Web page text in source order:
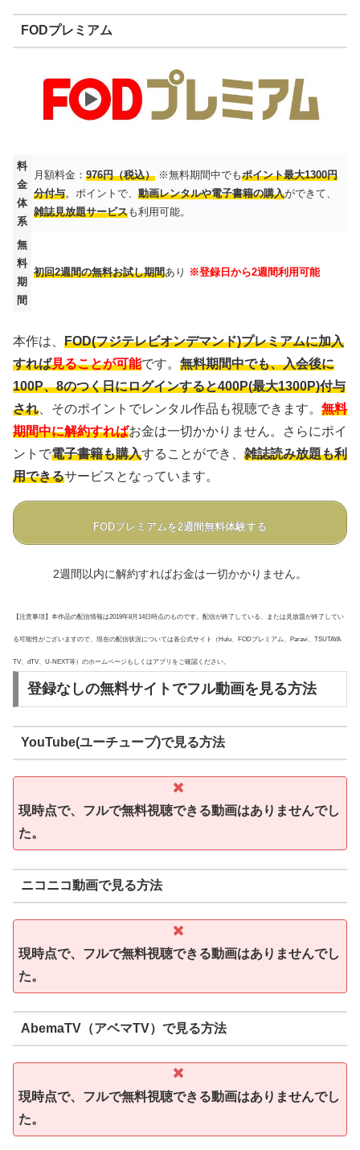
FODプレミアム
料
金
体
系
月額料金： 976円（税込） ※無料期間中でもポイント最大1300円
分付与。ポイントで、 動画レンタルや電子書籍の購入ができて、
雑誌見放題サービスも利用可能。
無
料
期
間
初回2週間の無料お試し期間あり ※登録日から2週間利用可能
本作は、 FOD(フジテレビオンデマンド)プレミアムに加入
すれば見ることが可能です。 無料期間中でも、入会後に
100P、8のつく日にログインすると400P(最大1300P)付与
され 、そのポイントでレンタル作品も視聴できます。 無料
期間中に解約すればお金は一切かかりません。さらにポイ
ントで電子書籍も購入することができ、 雑誌読み放題も利
用できるサービスとなっています。
FODプレミアムを2週間無料体験する
2週間以内に解約すればお金は一切かかりません。
【注意事項】本作品の配信情報は2019年8月14日時点のものです。配信が終了している、または見放題が終了してい
る可能性がございますので、現在の配信状況については各公式サイト（Hulu、FODプレミアム、Paravi、TSUTAYA
TV、dTV、U-NEXT等）のホームページもしくはアプリをご確認ください。
登録なしの無料サイトでフル動画を見る方法
YouTube(ユーチューブ)で見る方法
現時点で、フルで無料視聴できる動画はありませんでし
た。
ニコニコ動画で見る方法
現時点で、フルで無料視聴できる動画はありませんでし
た。
AbemaTV（アベマTV）で見る方法
現時点で、フルで無料視聴できる動画はありませんでし
た。